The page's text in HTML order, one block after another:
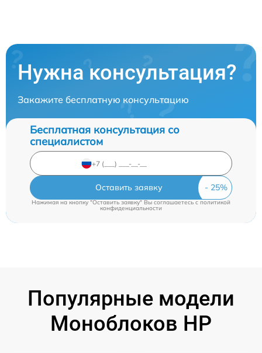
Нужна консультация?
Закажите бесплатную консультацию
Бесплатная консультация со
специалистом
Оставить заявку
Нажимая на кнопку "Оставить заявку" Вы соглашаетесь cполитикой
конфиденциальности
Популярные модели
Моноблоков HP